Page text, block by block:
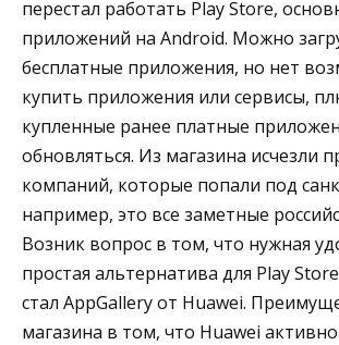
перестал работать Play Store,
приложений на Android. Можно
бесплатные приложения, но нет
купить приложения или сервисы,
купленные ранее платные
обновляться. Из магазина исчезли
компаний, которые попали под
например, это все заметные
Возник вопрос в том, что нужная
простая альтернатива для Play
стал AppGallery от Huawei.
магазина в том, что Huawei